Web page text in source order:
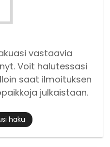
vastaavia
Voit halutessasi
saat ilmoituksen
julkaistaan.
haku